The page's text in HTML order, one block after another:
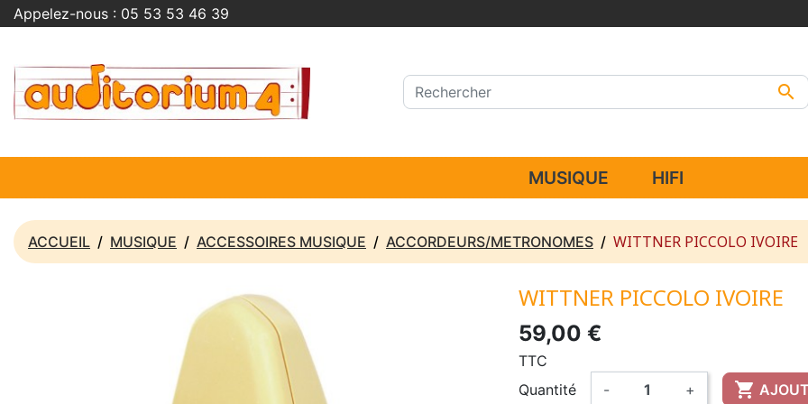
Appelez-nous : 05 53 53 46 39

MUSIQUE HIFI
ACCUEIL MUSIQUE ACCESSOIRES MUSIQUE ACCORDEURS/METRONOMES WITTNER PICCOLO IVOIRE
WITTNER PICCOLO IVOIRE
59,00 €
TTC
Quantité
- + 